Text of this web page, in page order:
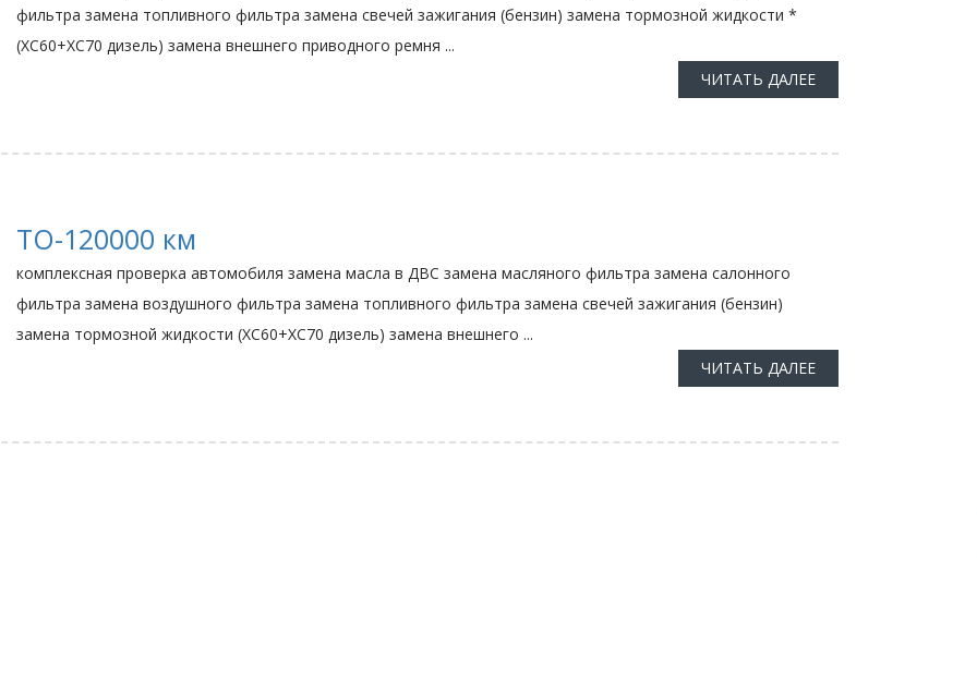
фильтра замена топливного фильтра замена свечей зажигания (бензин) замена тормозной жидкости *
(ХС60+ХС70 дизель) замена внешнего приводного ремня ...
ЧИТАТЬ ДАЛЕЕ
ТО-120000 км
комплексная проверка автомобиля замена масла в ДВС замена масляного фильтра замена салонного
фильтра замена воздушного фильтра замена топливного фильтра замена свечей зажигания (бензин)
замена тормозной жидкости (ХС60+ХС70 дизель) замена внешнего ...
ЧИТАТЬ ДАЛЕЕ